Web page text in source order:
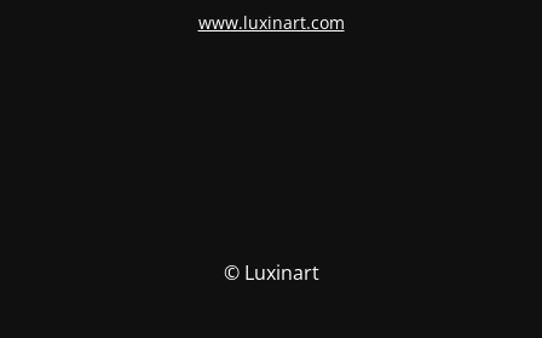
www.luxinart.com
© Luxinart